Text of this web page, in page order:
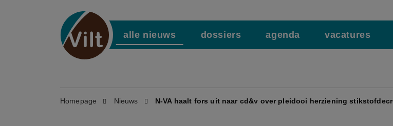
alle nieuws dossiers agenda vacatures
Homepage Nieuws N-VA haalt fors uit naar cd&v over pleidooi herziening